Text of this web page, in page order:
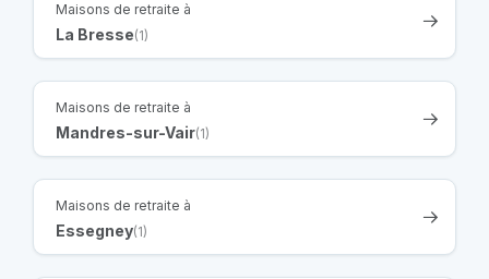
Maisons de retraite à
La Bresse(1)
Maisons de retraite à
Mandres-sur-Vair(1)
Maisons de retraite à
Essegney(1)